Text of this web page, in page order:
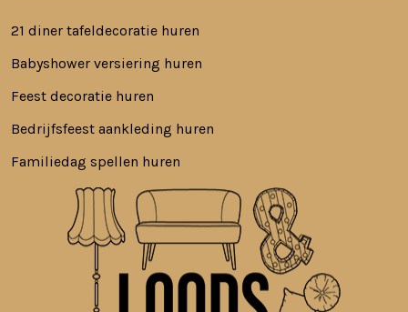
21 diner tafeldecoratie huren
Babyshower versiering huren
Feest decoratie huren
Bedrijfsfeest aankleding huren
Familiedag spellen huren